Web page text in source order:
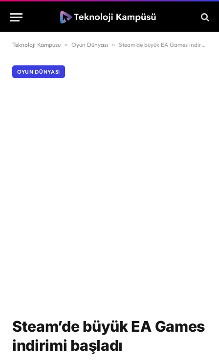
Teknoloji Kampusu » Oyun Dünyası » Steam’de büyük EA Games indirimi başladı
OYUN DÜNYASI
Steam’de büyük EA Games
indirimi başladı